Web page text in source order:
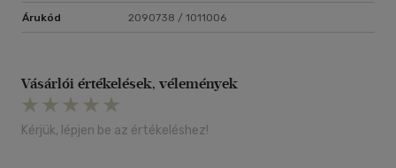
Árukód 2090738 / 1011006
Vásárlói értékelések, vélemények
Kérjük, lépjen be az értékeléshez!